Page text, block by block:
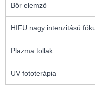
Bőr elemző
HIFU nagy intenzitású
Plazma tollak
UV fototerápia